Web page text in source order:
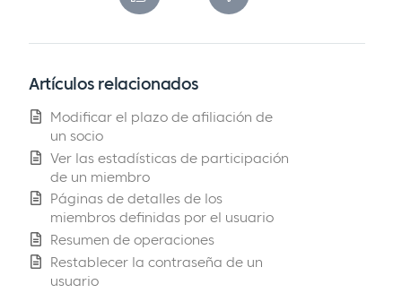
Artículos relacionados
Modificar el plazo de afiliación de
un socio
Ver las estadísticas de participación
de un miembro
Páginas de detalles de los
miembros definidas por el usuario
Resumen de operaciones
Restablecer la contraseña de un
usuario